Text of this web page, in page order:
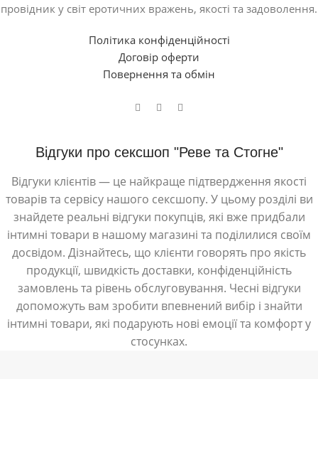
провідник у світ еротичних вражень, якості та задоволення.
Політика конфіденційності
Договір оферти
Повернення та обмін
Відгуки про сексшоп "Реве та Стогне"
Відгуки клієнтів — це найкраще підтвердження якості
товарів та сервісу нашого сексшопу. У цьому розділі ви
знайдете реальні відгуки покупців, які вже придбали
інтимні товари в нашому магазині та поділилися своїм
досвідом. Дізнайтесь, що клієнти говорять про якість
продукції, швидкість доставки, конфіденційність
замовлень та рівень обслуговування. Чесні відгуки
допоможуть вам зробити впевнений вибір і знайти
інтимні товари, які подарують нові емоції та комфорт у
стосунках.